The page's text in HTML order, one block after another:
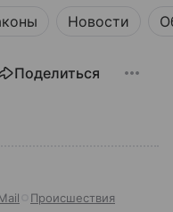
Новости
Поделиться
Происшествия